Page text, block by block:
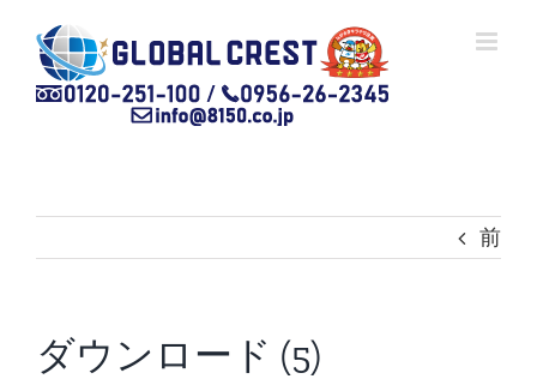
content
前
ダウンロード (5)